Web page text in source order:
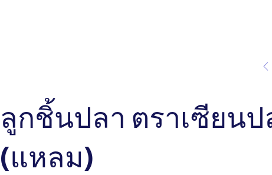
ลูกชิ้นปลา ตราเซียนป
(แหลม)